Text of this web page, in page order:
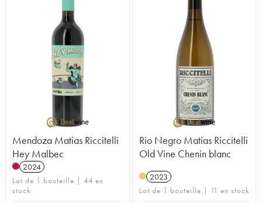
Mendoza Matias Riccitelli
Hey Malbec
2024
Lot de 1 bouteille | 44 en
stock
Rio Negro Matias Riccitelli
Old Vine Chenin blanc
2023
Lot de 1 bouteille | 11 en stock